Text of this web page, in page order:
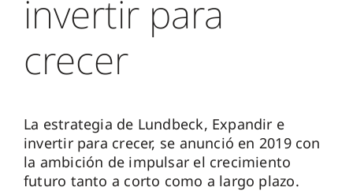
invertir para
crecer
La estrategia de Lundbeck, Expandir e
invertir para crecer, se anunció en 2019 con
la ambición de impulsar el crecimiento
futuro tanto a corto como a largo plazo.